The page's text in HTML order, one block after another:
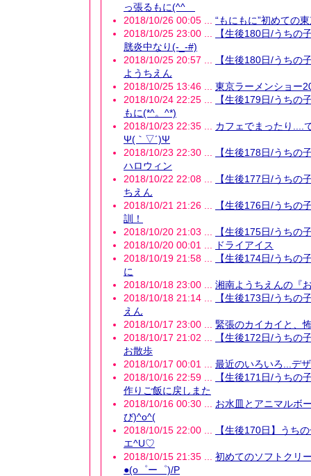
っ張るもに(^^ゞ
2018/10/26 00:05 ... “もにもに”初めての
2018/10/25 23:00 ...
【生後180日/うちの
胱炎中なり(-_-#)
2018/10/25 20:57 ...
【生後180日/うちの
ようちえん
2018/10/25 13:46 ... 東京ラーメンショー
2018/10/24 22:25 ...
【生後179日/うちの
もに(*^。^*)
2018/10/23 22:35 ... カフェでまったり....
Ψ(｀▽´)Ψ
2018/10/23 22:30 ...
【生後178日/うちの
ハロウィン
2018/10/22 22:08 ...
【生後177日/うちの
ちえん
2018/10/21 21:26 ...
【生後176日/うちの
訓！
2018/10/20 21:03 ...
【生後175日/うちの
2018/10/20 00:01 ...
ドライアイス
2018/10/19 21:58 ...
【生後174日/うちの
に
2018/10/18 23:00 ... 湘南ようちえんの『
2018/10/18 21:14 ...
【生後173日/うちの
えん
2018/10/17 23:00 ... 緊張のカイカイと、
2018/10/17 21:02 ...
【生後172日/うちの
お散歩
2018/10/17 00:01 ... 最近のいろいろ...デ
2018/10/16 22:59 ...
【生後171日/うちの
作りご飯に戻しまた
2018/10/16 00:30 ... お水皿とアニマルボ
び)^o^(
2018/10/15 22:00 ...
【生後170日】うち
エ^U♡
2018/10/15 21:35 ... 初めてのソフトクリ
●(o゜ー゜)/P